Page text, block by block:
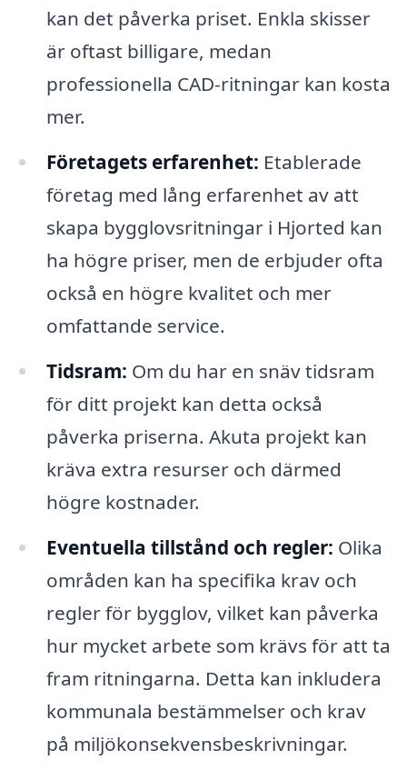
kan det påverka priset. Enkla skisser
är oftast billigare, medan
professionella CAD-ritningar kan kosta
mer.
Företagets erfarenhet: Etablerade
företag med lång erfarenhet av att
skapa bygglovsritningar i Hjorted kan
ha högre priser, men de erbjuder ofta
också en högre kvalitet och mer
omfattande service.
Tidsram: Om du har en snäv tidsram
för ditt projekt kan detta också
påverka priserna. Akuta projekt kan
kräva extra resurser och därmed
högre kostnader.
Eventuella tillstånd och regler: Olika
områden kan ha specifika krav och
regler för bygglov, vilket kan påverka
hur mycket arbete som krävs för att ta
fram ritningarna. Detta kan inkludera
kommunala bestämmelser och krav
på miljökonsekvensbeskrivningar.